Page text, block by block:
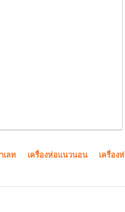
เลท เครื่องห่อแนวนอน เครื่อง